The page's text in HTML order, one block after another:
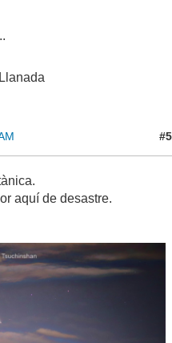
#5
aquí de desastre.